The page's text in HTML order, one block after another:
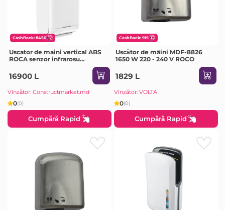
CashBack: 8450
Uscator de maini vertical ABS
ROCA senzor infrarosu
16900 L
Vînzător: Constructmarket.md
0(0)
Cumpără Rapid
CashBack: 915
Uscător de mâini MDF-8826
1650 W 220 - 240 V ROCO
1829 L
Vînzător: VOLTA
0(0)
Cumpără Rapid